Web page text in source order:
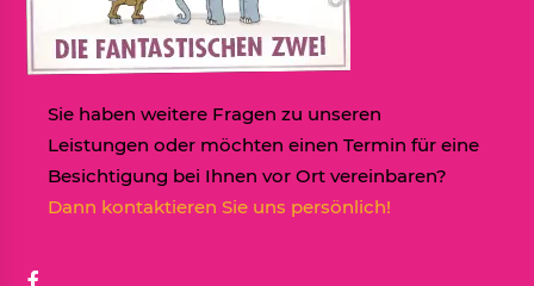
Sie haben weitere Fragen zu unseren
Leistungen oder möchten einen Termin für eine
Besichtigung bei Ihnen vor Ort vereinbaren?
Dann kontaktieren Sie uns persönlich!